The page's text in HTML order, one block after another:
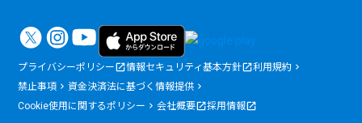
プライバシーポリシー 情報セキュリティ基本方針
利用規約
禁止事項
資金決済法に基づく情報提供
Cookie使用に関するポリシー
会社概要 採用情報